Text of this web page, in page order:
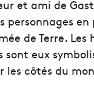
et ami de
personnages
de Terre. Les
eux
les côtés du